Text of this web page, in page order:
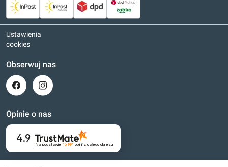
Ustawienia
cookies
Obserwuj nas
Opinie o nas
4.9
Na podstawie 16 991 opinii z całego okresu